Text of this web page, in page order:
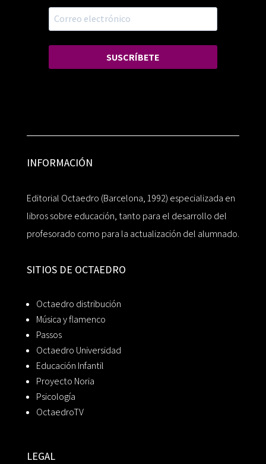
SUSCRÍBETE
INFORMACIÓN
Editorial Octaedro (Barcelona, 1992) especializada en
libros sobre educación, tanto para el desarrollo del
profesorado como para la actualización del alumnado.
SITIOS DE OCTAEDRO
Octaedro distribución
Música y flamenco
Passos
Octaedro Universidad
Educación Infantil
Proyecto Noria
Psicología
OctaedroTV
LEGAL